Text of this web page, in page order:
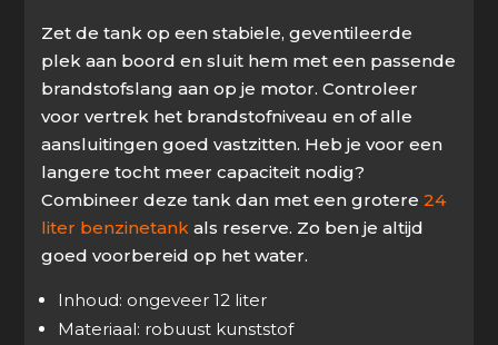
Zet de tank op een stabiele, geventileerde
plek aan boord en sluit hem met een passende
brandstofslang aan op je motor. Controleer
voor vertrek het brandstofniveau en of alle
aansluitingen goed vastzitten. Heb je voor een
langere tocht meer capaciteit nodig?
Combineer deze tank dan met een grotere 24
liter benzinetank als reserve. Zo ben je altijd
goed voorbereid op het water.
Inhoud: ongeveer 12 liter
Materiaal: robuust kunststof